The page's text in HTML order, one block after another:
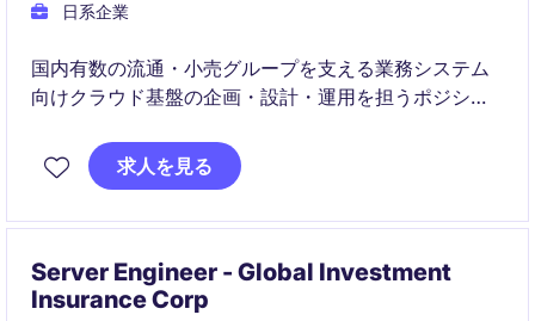
日系企業
国内有数の流通・小売グループを支える業務システム
向けクラウド基盤の企画・設計・運用を担うポジショ
じて、大規模システムのクラウド戦略推進に携わるこ
とができます。
求人を見る
Server Engineer - Global Investment
Insurance Corp